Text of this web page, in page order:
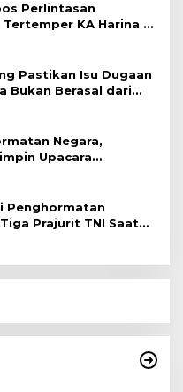
Perlintasan
KA Harina di
Jrakah Semarang
Pastikan Isu Dugaan
Bukan Berasal dari
Negara,
Upacara
Penghormatan
Prajurit TNI Saat
Bandara Soekarno-